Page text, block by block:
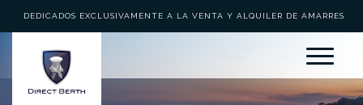
DEDICADOS EXCLUSIVAMENTE A LA VENTA Y ALQUILER DE AMARRES